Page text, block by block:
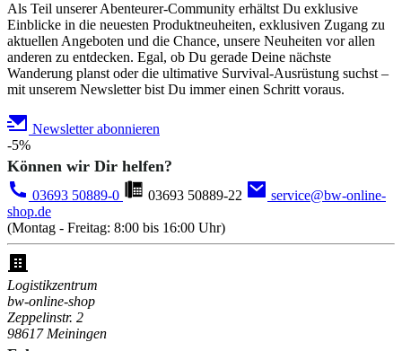
Als Teil unserer Abenteurer-Community erhältst Du exklusive
Einblicke in die neuesten Produktneuheiten, exklusiven Zugang zu
aktuellen Angeboten und die Chance, unsere Neuheiten vor allen
anderen zu entdecken. Egal, ob Du gerade Deine nächste
Wanderung planst oder die ultimative Survival-Ausrüstung suchst –
mit unserem Newsletter bist Du immer einen Schritt voraus.
Newsletter abonnieren
-5%
Können wir Dir helfen?
03693 50889-0 03693 50889-22
service@bw-online-
shop.de
(Montag - Freitag: 8:00 bis 16:00 Uhr)
Logistikzentrum
bw-online-shop
Zeppelinstr. 2
98617 Meiningen